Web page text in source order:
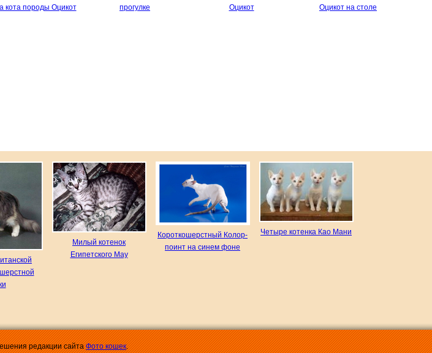
кота породы Оцикот
прогулке
Оцикот
Оцикот на столе
Милый котенок
Египетского Мау
Короткошерстный Колор-
поинт на синем фоне
Четыре котенка Као Мани
редакции сайтаФото кошек.